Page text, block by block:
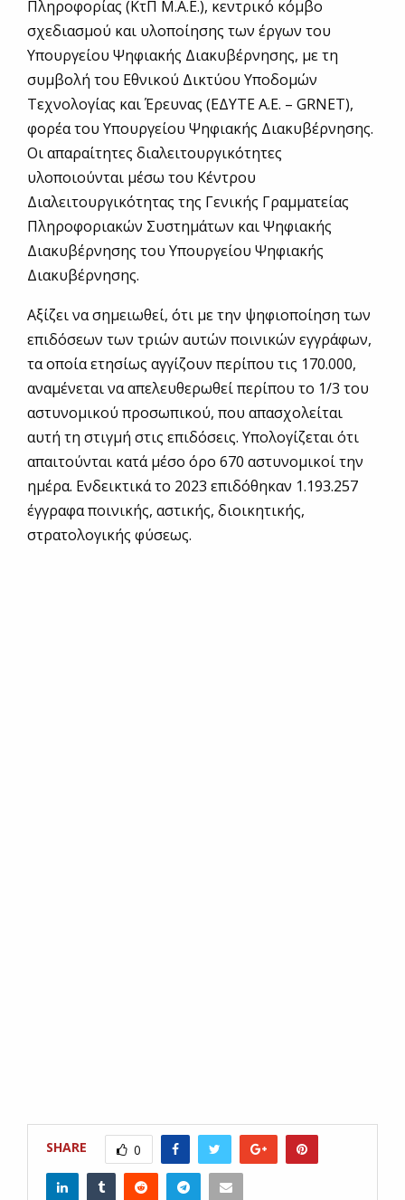
Πληροφορίας (ΚτΠ Μ.Α.Ε.), κεντρικό κόμβο
σχεδιασμού και υλοποίησης των έργων του
Υπουργείου Ψηφιακής Διακυβέρνησης, με τη
συμβολή του Εθνικού Δικτύου Υποδομών
Τεχνολογίας και Έρευνας (ΕΔΥΤΕ Α.Ε. – GRNET),
φορέα του Υπουργείου Ψηφιακής Διακυβέρνησης.
Οι απαραίτητες διαλειτουργικότητες
υλοποιούνται μέσω του Κέντρου
Διαλειτουργικότητας της Γενικής Γραμματείας
Πληροφοριακών Συστημάτων και Ψηφιακής
Διακυβέρνησης του Υπουργείου Ψηφιακής
Διακυβέρνησης.
Αξίζει να σημειωθεί, ότι με την ψηφιοποίηση των
επιδόσεων των τριών αυτών ποινικών εγγράφων,
τα οποία ετησίως αγγίζουν περίπου τις 170.000,
αναμένεται να απελευθερωθεί περίπου το 1/3 του
αστυνομικού προσωπικού, που απασχολείται
αυτή τη στιγμή στις επιδόσεις. Υπολογίζεται ότι
απαιτούνται κατά μέσο όρο 670 αστυνομικοί την
ημέρα. Ενδεικτικά το 2023 επιδόθηκαν 1.193.257
έγγραφα ποινικής, αστικής, διοικητικής,
στρατολογικής φύσεως.
SHARE 0